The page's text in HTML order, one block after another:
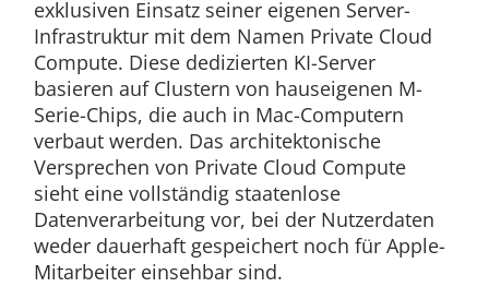
exklusiven Einsatz seiner eigenen Server-
Infrastruktur mit dem Namen Private Cloud
Compute. Diese dedizierten KI-Server
basieren auf Clustern von hauseigenen M-
Serie-Chips, die auch in Mac-Computern
verbaut werden. Das architektonische
Versprechen von Private Cloud Compute
sieht eine vollständig staatenlose
Datenverarbeitung vor, bei der Nutzerdaten
weder dauerhaft gespeichert noch für Apple-
Mitarbeiter einsehbar sind.